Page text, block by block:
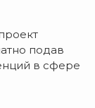
подав
в сфере